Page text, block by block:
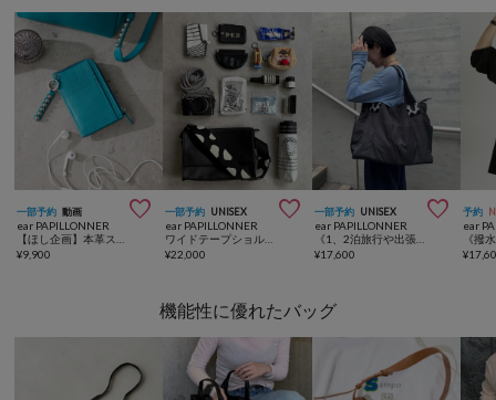
一部予約 動画 
ear PAPILLONNER
¥9,900
一部予約 UNISEX 
ear PAPILLONNER
¥22,000
一部予約 UNISEX 
ear PAPILLONNER
《1、2泊旅行や出張におすすめ》ショルダー付き/樹脂パーツトートバッグLサイズ
¥17,600
予約
ear
¥
機能性に優れたバッグ